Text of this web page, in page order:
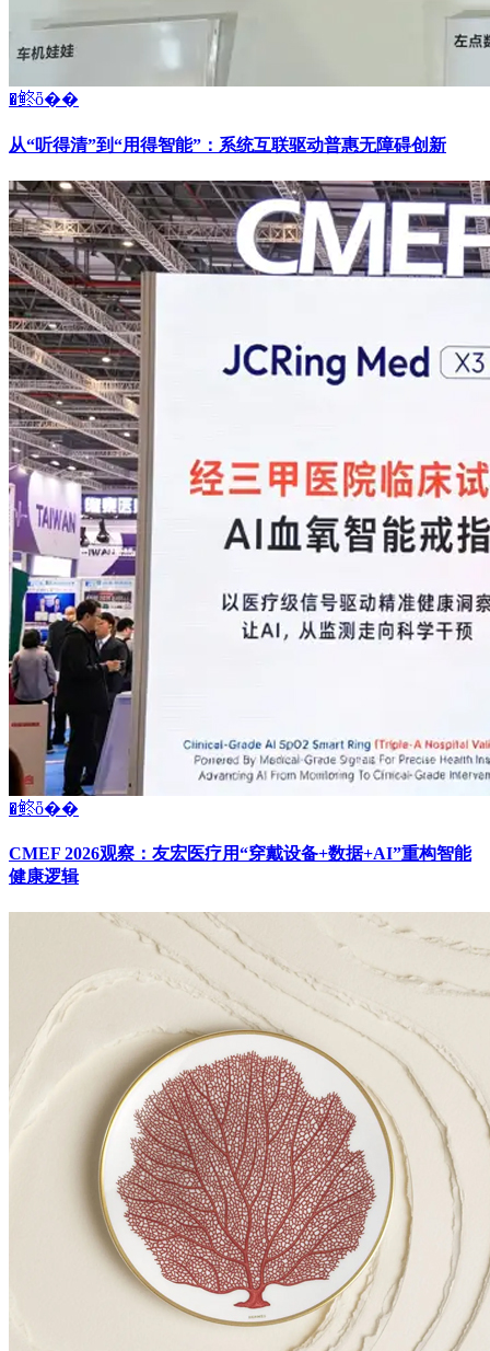
�鿴ȫ��
从“听得清”到“用得智能”：系统互联驱动普惠无障碍创新
�鿴ȫ��
CMEF 2026观察：友宏医疗用“穿戴设备+数据+AI”重构智能
健康逻辑